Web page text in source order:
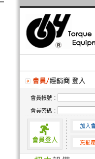
""
會員帳號：
會員密碼：